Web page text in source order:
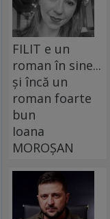
FILIT e un
roman în sine...
și încă un
roman foarte
bun
Ioana
MOROȘAN